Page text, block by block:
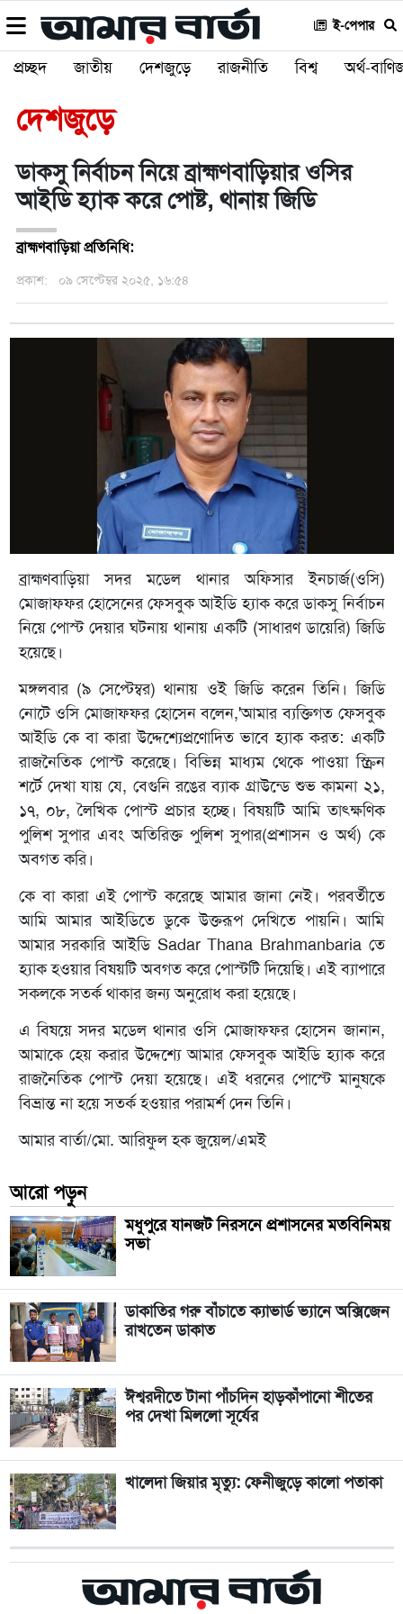
ই-পেপার
প্রচ্ছদ জাতীয় দেশজুড়ে রাজনীতি বিশ্ব অর্থ-
দেশজুড়ে
ডাকসু নির্বাচন নিয়ে ব্রাহ্মণবাড়িয়ার ওসির
আইডি হ্যাক করে পোষ্ট, থানায় জিডি
ব্রাহ্মণবাড়িয়া প্রতিনিধি:
প্রকাশ: ০৯ সেপ্টেম্বর ২০২৫, ১৬:৫৪
ব্রাহ্মণবাড়িয়া সদর মডেল থানার অফিসার ইনচার্জ(ওসি)
মোজাফফর হোসেনের ফেসবুক আইডি হ্যাক করে ডাকসু নির্বাচন
নিয়ে পোস্ট দেয়ার ঘটনায় থানায় একটি (সাধারণ ডায়েরি) জিডি
হয়েছে।
মঙ্গলবার (৯ সেপ্টেম্বর) থানায় ওই জিডি করেন তিনি। জিডি
নোটে ওসি মোজাফফর হোসেন বলেন,'আমার ব্যক্তিগত ফেসবুক
আইডি কে বা কারা উদ্দেশ্যেপ্রণোদিত ভাবে হ্যাক করত: একটি
রাজনৈতিক পোস্ট করেছে। বিভিন্ন মাধ্যম থেকে পাওয়া স্ক্রিন
শর্টে দেখা যায় যে, বেগুনি রঙের ব্যাক গ্রাউন্ডে শুভ কামনা ২১,
১৭, ০৮, লৈখিক পোস্ট প্রচার হচ্ছে। বিষয়টি আমি তাৎক্ষণিক
পুলিশ সুপার এবং অতিরিক্ত পুলিশ সুপার(প্রশাসন ও অর্থ) কে
অবগত করি।
কে বা কারা এই পোস্ট করেছে আমার জানা নেই। পরবর্তীতে
আমি আমার আইডিতে ডুকে উক্তরূপ দেখিতে পায়নি। আমি
আমার সরকারি আইডি Sadar Thana Brahmanbaria তে
হ্যাক হওয়ার বিষয়টি অবগত করে পোস্টটি দিয়েছি। এই ব্যাপারে
সকলকে সতর্ক থাকার জন্য অনুরোধ করা হয়েছে।
এ বিষয়ে সদর মডেল থানার ওসি মোজাফফর হোসেন জানান,
আমাকে হেয় করার উদ্দেশ্যে আমার ফেসবুক আইডি হ্যাক করে
রাজনৈতিক পোস্ট দেয়া হয়েছে। এই ধরনের পোস্টে মানুষকে
বিভ্রান্ত না হয়ে সতর্ক হওয়ার পরামর্শ দেন তিনি।
আমার বার্তা/মো. আরিফুল হক জুয়েল/এমই
আরো পড়ুন
মধুপুরে যানজট নিরসনে প্রশাসনের মতবিনিময়
সভা
ডাকাতির গরু বাঁচাতে ক্যাভার্ড ভ্যানে অক্সিজেন
রাখতেন ডাকাত
ঈশ্বরদীতে টানা পাঁচদিন হাড়কাঁপানো শীতের
পর দেখা মিললো সূর্যের
খালেদা জিয়ার মৃত্যু: ফেনীজুড়ে কালো পতাকা